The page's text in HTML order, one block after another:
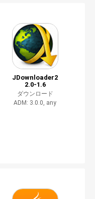
JDownloader2
2.0-1.6
ダウンロード
ADM: 3.0.0, any